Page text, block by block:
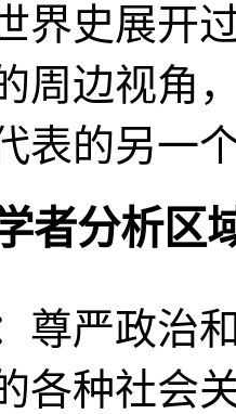
界史展开
周边视角
表的另一
者分析区
尊严政治
各种社会